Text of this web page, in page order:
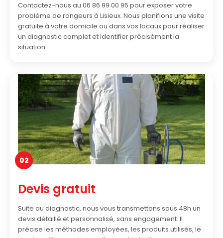
Contactez-nous au 06 86 99 00 95 pour exposer votre
problème de rongeurs à Lisieux. Nous planifions une visite
gratuite à votre domicile ou dans vos locaux pour réaliser
un diagnostic complet et identifier précisément la
situation.
02
Devis gratuit
Suite au diagnostic, nous vous transmettons sous 48h un
devis détaillé et personnalisé, sans engagement. Il
précise les méthodes employées, les produits utilisés, le